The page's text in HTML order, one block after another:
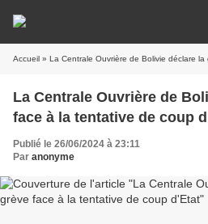
Accueil » La Centrale Ouvrière de Bolivie déclare la
La Centrale Ouvrière de
face à la tentative de coup
Publié le 26/06/2024 à 23:11
Par anonyme